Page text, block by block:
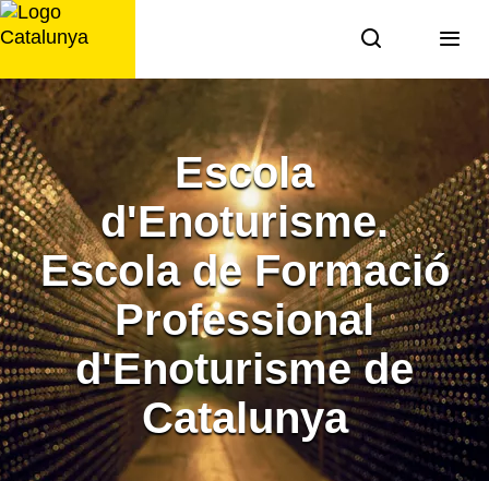
Saltar
al
Escola
d'Enoturisme.
Escola de Formació
Professional
d'Enoturisme de
Catalunya